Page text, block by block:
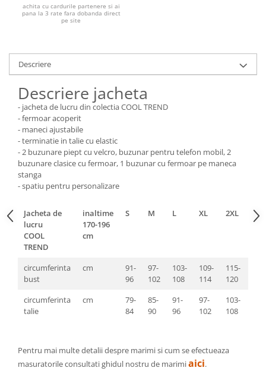
Pentru copii
Pentru femei
Fleece-uri
Halate
Jachete / Bluze salopeta
Pantaloni de lucru cu pieptar
Pantaloni de lucru in talie
Tricouri polo
Veste de lucru
achita cu cardurile partenere si ai
pana la 3 rate fara dobanda direct
pe site
Descriere
Descriere jacheta
- jacheta de lucru din colectia COOL TREND
- fermoar acoperit
- maneci ajustabile
- terminatie in talie cu elastic
- 2 buzunare piept cu velcro, buzunar pentru telefon mobil, 2
buzunare clasice cu fermoar, 1 buzunar cu fermoar pe maneca
stanga
- spatiu pentru personalizare
Jacheta de
lucru
COOL
TREND
inaltime
170-196
cm
S M L XL 2XL 3XL
circumferinta
bust
cm
91-
96
97-
102
103-
108
109-
114
115-
120
circumferinta
talie
cm
79-
84
85-
90
91-
96
97-
102
103-
108
Pentru mai multe detalii despre marimi si cum se efectueaza
masuratorile consultati ghidul nostru de marimiaici.